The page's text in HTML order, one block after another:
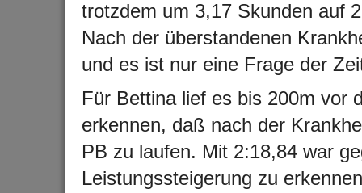
trotzdem um 3,17 Skunden auf
Nach der überstandenen
und es ist nur eine Frage der
Für Bettina lief es bis 200m vor
erkennen, daß nach der
PB zu laufen. Mit 2:18,84 war
Leistungssteigerung zu